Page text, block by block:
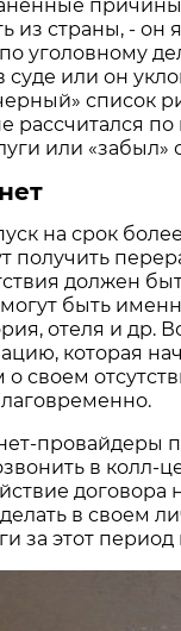
из страны, -
уголовному
суде или он
список
рассчитался по
или «забыл»
на срок
получить
должен
быть
отеля и др.
которая
своем
провайдеры
в колл-
договора
в своем
за этот период